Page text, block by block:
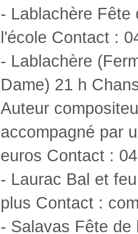
- Lablachère Fête
l'école Contact :
- Lablachère
Dame) 21 h
Auteur
accompagné par
euros Contact :
- Laurac Bal et
plus Contact :
- Salavas Fête de